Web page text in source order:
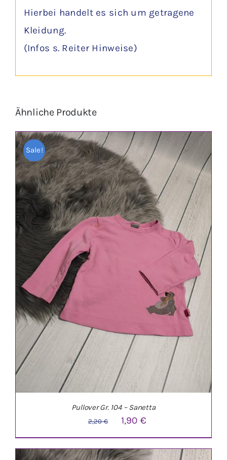
Hierbei handelt es sich um getragene
Kleidung.
(Infos s. Reiter Hinweise)
Ähnliche Produkte
Sale!
Pullover Gr. 104 – Sanetta
2,20€
Ursprünglicher
Preis
war:
1,90€
Preis
ist: